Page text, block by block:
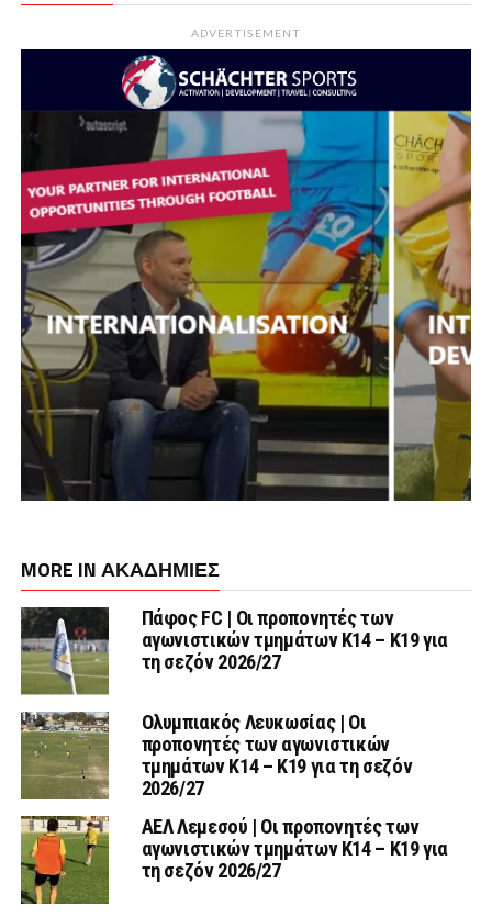
ADVERTISEMENT
MORE IN ΑΚΑΔΗΜΙΕΣ
Πάφος FC | Οι προπονητές των
αγωνιστικών τμημάτων Κ14 – Κ19 για
τη σεζόν 2026/27
Ολυμπιακός Λευκωσίας | Οι
προπονητές των αγωνιστικών
τμημάτων Κ14 – Κ19 για τη σεζόν
2026/27
ΑΕΛ Λεμεσού | Οι προπονητές των
αγωνιστικών τμημάτων Κ14 – Κ19 για
τη σεζόν 2026/27